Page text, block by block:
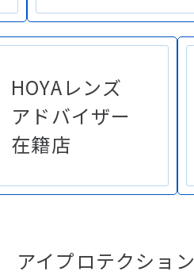
HOYAレンズ
アドバイザー
在籍店
アイプロテクション